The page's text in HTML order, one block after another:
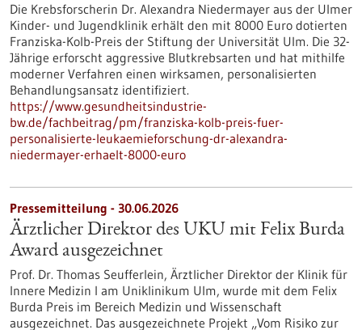
Die Krebsforscherin Dr. Alexandra Niedermayer aus der Ulmer
Kinder- und Jugendklinik erhält den mit 8000 Euro dotierten
Franziska-Kolb-Preis der Stiftung der Universität Ulm. Die 32-
Jährige erforscht aggressive Blutkrebsarten und hat mithilfe
moderner Verfahren einen wirksamen, personalisierten
Behandlungsansatz identifiziert.
https://www.gesundheitsindustrie-
bw.de/fachbeitrag/pm/franziska-kolb-preis-fuer-
personalisierte-leukaemieforschung-dr-alexandra-
niedermayer-erhaelt-8000-euro
Pressemitteilung - 30.06.2026
Ärztlicher Direktor des UKU mit Felix Burda
Award ausgezeichnet
Prof. Dr. Thomas Seufferlein, Ärztlicher Direktor der Klinik für
Innere Medizin I am Uniklinikum Ulm, wurde mit dem Felix
Burda Preis im Bereich Medizin und Wissenschaft
ausgezeichnet. Das ausgezeichnete Projekt „Vom Risiko zur